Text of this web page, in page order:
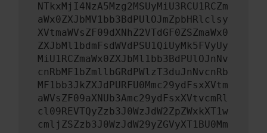
NTkxMjI4NzA5Mzg2MSUyMiU3RCU1RCZm
aWx0ZXJbMV1bb3BdPUlOJmZpbHRlclsy
XVtmaWVsZF09dXNhZ2VTdGF0ZSZmaWx0
ZXJbMl1bdmFsdWVdPSU1QiUyMk5FVyUy
MiU1RCZmaWx0ZXJbMl1bb3BdPUlOJnNv
cnRbMF1bZmllbGRdPWlzT3duJnNvcnRb
MF1bb3JkZXJdPURFU0Mmc29ydFsxXVtm
aWVsZF09aXNUb3Amc29ydFsxXVtvcmRl
cl09REVTQyZzb3J0WzJdW2ZpZWxkXT1w
cmljZSZzb3J0WzJdW29yZGVyXT1BU0Mm